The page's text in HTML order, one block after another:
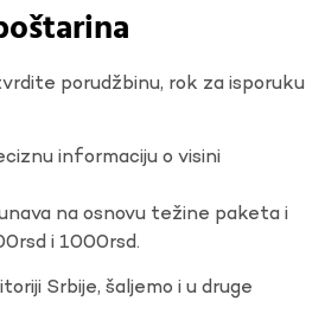
porudžbinu, rok za isporuku
informaciju o visini
na osnovu težine paketa i
i 1000rsd.
Srbije, šaljemo i u druge